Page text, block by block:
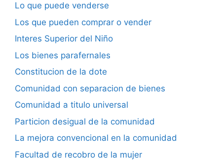
Lo que puede venderse
Los que pueden comprar o vender
Interes Superior del Niño
Los bienes parafernales
Constitucion de la dote
Comunidad con separacion de bienes
Comunidad a titulo universal
Particion desigual de la comunidad
La mejora convencional en la comunidad
Facultad de recobro de la mujer